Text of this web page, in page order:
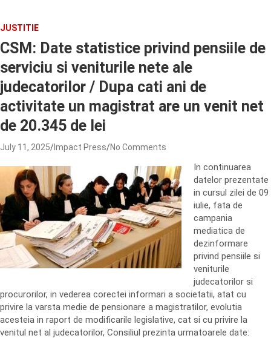
JUSTITIE
CSM: Date statistice privind pensiile de
serviciu si veniturile nete ale
judecatorilor / Dupa cati ani de
activitate un magistrat are un venit net
de 20.345 de lei
July 11, 2025 Impact Press No Comments
In continuarea
datelor prezentate
in cursul zilei de 09
iulie, fata de
campania
mediatica de
dezinformare
privind pensiile si
veniturile
judecatorilor si
procurorilor, in vederea corectei informari a societatii, atat cu
privire la varsta medie de pensionare a magistratilor, evolutia
acesteia in raport de modificarile legislative, cat si cu privire la
venitul net al judecatorilor, Consiliul prezinta urmatoarele date: